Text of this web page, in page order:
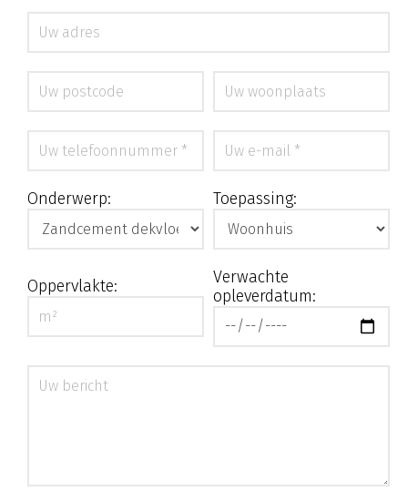
Onderwerp: Toepassing:
Oppervlakte:
Verwachte
opleverdatum: